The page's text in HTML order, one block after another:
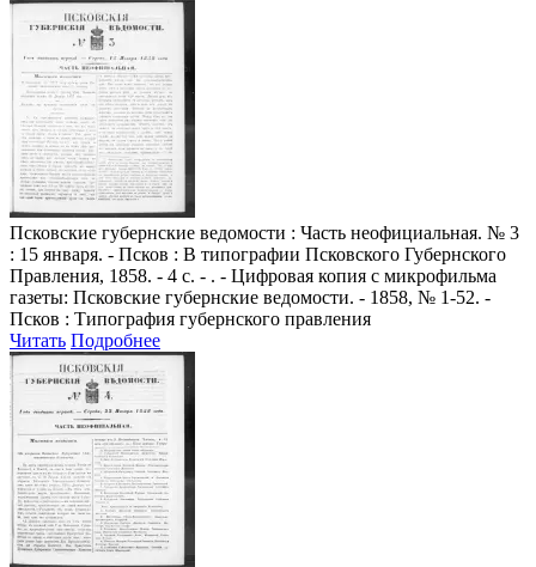
Псковские губернские ведомости : Часть неофициальная. № 3
: 15 января. - Псков : В типографии Псковского Губернского
Правления, 1858. - 4 с. - . - Цифровая копия с микрофильма
газеты: Псковские губернские ведомости. - 1858, № 1-52. -
Псков : Типография губернского правления
Читать Подробнее